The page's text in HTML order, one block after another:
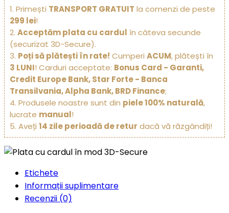
1. Primești TRANSPORT GRATUIT la comenzi de peste
299 lei!
2. Acceptăm plata cu cardul în câteva secunde
(securizat 3D-Secure).
3. Poți să plătești în rate! Cumperi ACUM, plătești în
3 LUNI! Carduri acceptate: Bonus Card - Garanti,
Credit Europe Bank, Star Forte - Banca
Transilvania, Alpha Bank, BRD Finance;
4. Produsele noastre sunt din piele 100% naturală,
lucrate manual!
5. Aveți 14 zile perioadă de retur dacă vă răzgândiți!
Etichete
Informații suplimentare
Recenzii (0)